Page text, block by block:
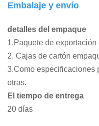
Embalaje y envío
detalles del empaque
1.Paquete de exportación
2. Cajas de cartón
3.Como especificaciones
otras.
El tiempo de entrega
20 días